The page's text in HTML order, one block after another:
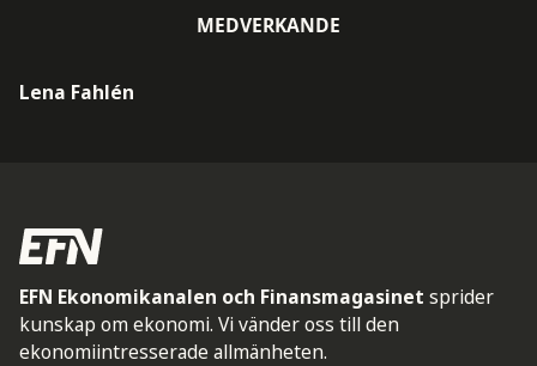
MEDVERKANDE
Lena Fahlén
EFN Ekonomikanalen och Finansmagasinet sprider
kunskap om ekonomi. Vi vänder oss till den
ekonomiintresserade allmänheten.